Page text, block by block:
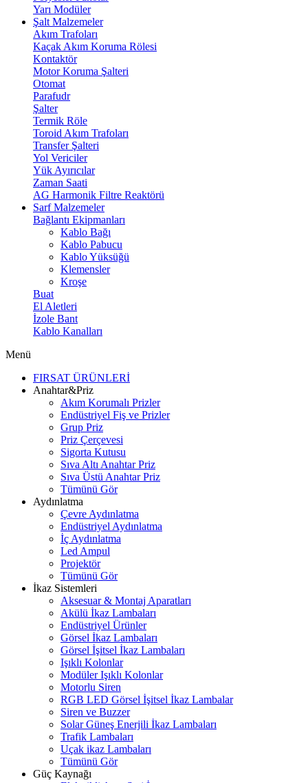
Yarı Modüler
Şalt Malzemeler
Akım Trafoları
Kaçak Akım Koruma Rölesi
Kontaktör
Motor Koruma Şalteri
Otomat
Parafudr
Şalter
Termik Röle
Toroid Akım Trafoları
Transfer Şalteri
Yol Vericiler
Yük Ayırıcılar
Zaman Saati
AG Harmonik Filtre Reaktörü
Sarf Malzemeler
Bağlantı Ekipmanları
Kablo Bağı
Kablo Pabucu
Kablo Yüksüğü
Klemensler
Kroşe
Buat
El Aletleri
İzole Bant
Kablo Kanalları
Menü
FIRSAT ÜRÜNLERİ
Anahtar&Priz
Akım Korumalı Prizler
Endüstriyel Fiş ve Prizler
Grup Priz
Priz Çerçevesi
Sigorta Kutusu
Sıva Altı Anahtar Priz
Sıva Üstü Anahtar Priz
Tümünü Gör
Aydınlatma
Çevre Aydınlatma
Endüstriyel Aydınlatma
İç Aydınlatma
Led Ampul
Projektör
Tümünü Gör
İkaz Sistemleri
Aksesuar & Montaj Aparatları
Akülü İkaz Lambaları
Endüstriyel Ürünler
Görsel İkaz Lambaları
Görsel İşitsel İkaz Lambaları
Işıklı Kolonlar
Modüler Işıklı Kolonlar
Motorlu Siren
RGB LED Görsel İşitsel İkaz Lambalar
Siren ve Buzzer
Solar Güneş Enerjili İkaz Lambaları
Trafik Lambaları
Uçak ikaz Lambaları
Tümünü Gör
Güç Kaynağı